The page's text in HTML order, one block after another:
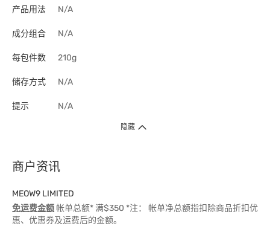
产品用法 N/A
成分组合 N/A
每包件数 210g
储存方式 N/A
提示 N/A
隐藏
商户资讯
MEOW9 LIMITED
免运费金额帐单总额* 满$350 *注： 帐单净总额指扣除商品折扣优
惠、优惠券及运费后的金额。